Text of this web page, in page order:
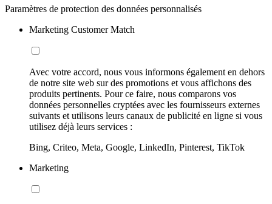
Paramètres de protection des données personnalisés
Marketing Customer Match
Avec votre accord, nous vous informons également en dehors
de notre site web sur des promotions et vous affichons des
produits pertinents. Pour ce faire, nous comparons vos
données personnelles cryptées avec les fournisseurs externes
suivants et utilisons leurs canaux de publicité en ligne si vous
utilisez déjà leurs services :
Bing, Criteo, Meta, Google, LinkedIn, Pinterest, TikTok
Marketing